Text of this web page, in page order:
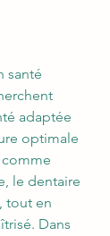
santé
adaptée
optimale
le dentaire
tout en
Dans